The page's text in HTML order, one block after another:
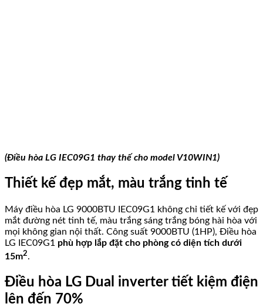
(Điều hòa LG IEC09G1 thay thế cho model V10WIN1)
Thiết kế đẹp mắt, màu trắng tinh tế
Máy điều hòa LG 9000BTU IEC09G1 không chỉ tiết kế với đẹp
mắt đường nét tinh tế, màu trắng sáng trắng bóng hài hòa với
mọi không gian nội thất. Công suất 9000BTU (1HP), Điều hòa
LG IEC09G1 phù hợp lắp đặt cho phòng có diện tích dưới
15m2.
Điều hòa LG Dual inverter tiết kiệm điện
lên đến 70%